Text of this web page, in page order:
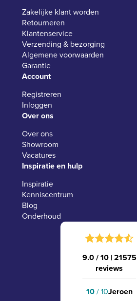
Zakelijke klant worden
Retourneren
Klantenservice
Verzending & bezorging
Algemene voorwaarden
Garantie
Account
Registreren
Inloggen
Over ons
Over ons
Showroom
Vacatures
Inspiratie en hulp
Inspiratie
Kenniscentrum
Blog
Onderhoud
9.0 / 10 |21575
reviews
10/ 10Jeroen